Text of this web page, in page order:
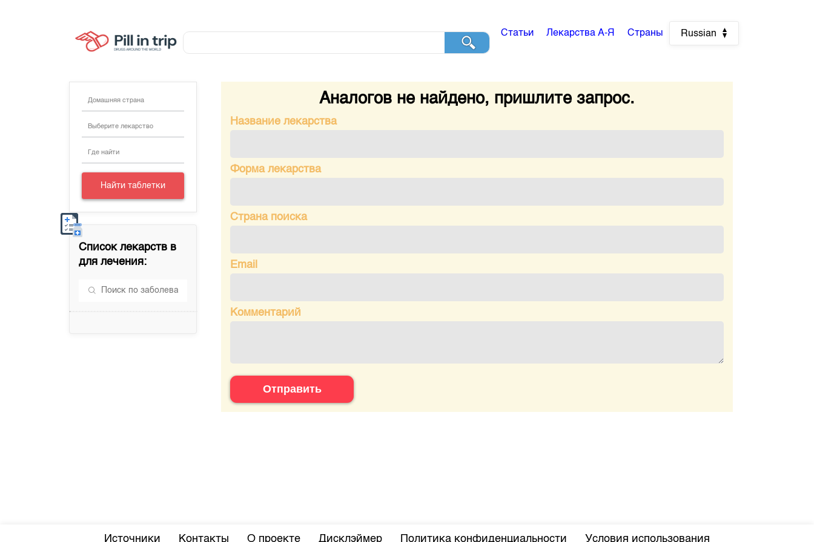
Статьи Лекарства А-Я Страны Russian
Домашняя страна
Выберите лекарство
Где найти
Найти таблетки
Список лекарств в
для лечения:
Аналогов не найдено, пришлите запрос.
Название лекарства
Форма лекарства
Страна поиска
Email
Комментарий
Отправить
Источники Контакты О проекте Дисклэймер Политика конфиденциальности Условия использования